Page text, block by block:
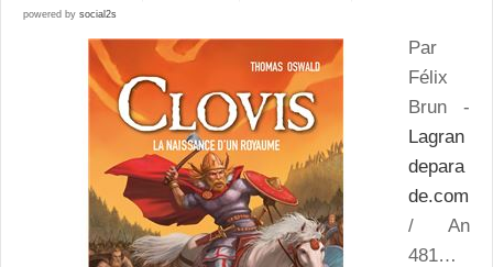
powered by social2s
Par
Félix
Brun -
Lagran
depara
de.com
/ An
481…